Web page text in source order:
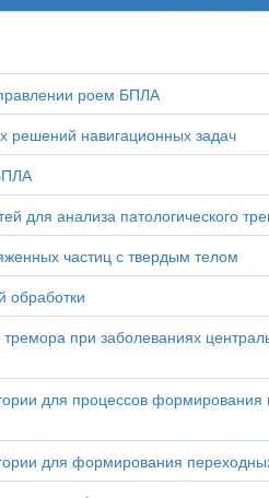
роем БПЛА
навигационных задач
для анализа патологического
частиц с твердым телом
обработки
при заболеваниях
для процессов формирования
для формирования